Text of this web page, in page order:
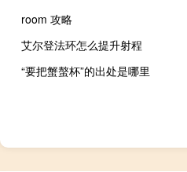
room 攻略
艾尔登法环怎么提升射程
“要把蟹螯杯”的出处是哪里